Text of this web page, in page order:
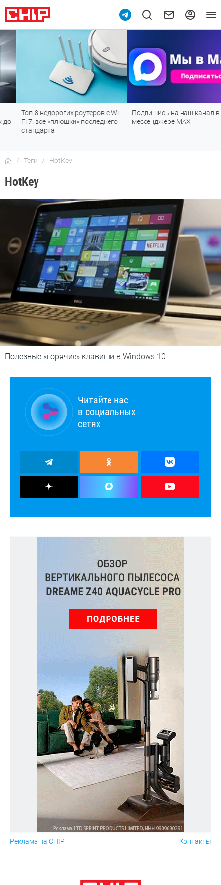
Топ-8 недорогих роутеров с Wi-
Fi 7: все «плюшки» последнего
стандарта
Подпишись на наш канал в
мессенджере МАХ
Теги HotKey
HotKey
Полезные «горячие» клавиши в Windows 10
Читайте нас
в социальных
сетях
Реклама на CHIP Контакты